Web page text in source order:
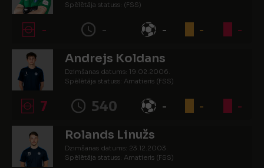
Spēlētāja statuss: (FSS)
- - - - -
Andrejs Koldans
Dzimšanas datums: 19.02.2006.
Spēlētāja statuss: Amatieris (FSS)
7 540 - - -
Rolands Linužs
Dzimšanas datums: 23.12.2003.
Spēlētāja statuss: Amatieris (FSS)